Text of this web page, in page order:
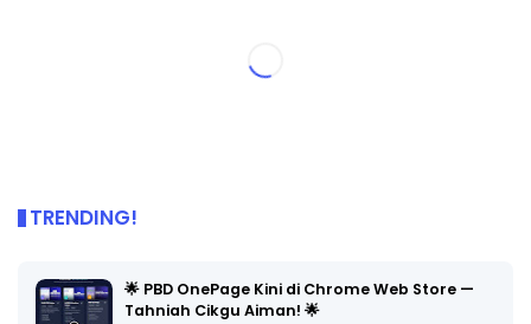
TRENDING!
🌟 PBD OnePage Kini di Chrome Web Store —
Tahniah Cikgu Aiman! 🌟